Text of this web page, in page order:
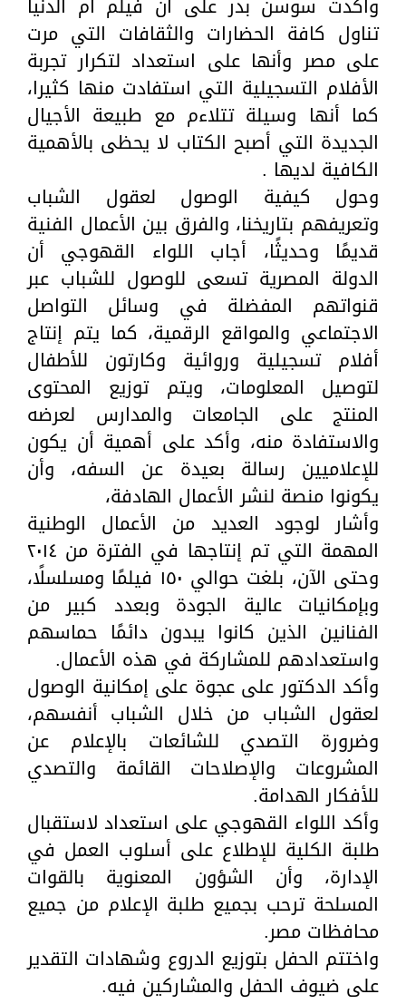
تناول كافة الحضارات والثقافات التي مرت
على مصر وأنها على استعداد لتكرار تجربة
الأفلام التسجيلية التي استفادت منها كثيرا،
كما أنها وسيلة تتلاءم مع طبيعة الأجيال
الجديدة التي أصبح الكتاب لا يحظى بالأهمية
الكافية لديها .
وحول كيفية الوصول لعقول الشباب
وتعريفهم بتاريخنا، والفرق بين الأعمال الفنية
قديمًا وحديثًا، أجاب اللواء القهوجي أن
الدولة المصرية تسعى للوصول للشباب عبر
قنواتهم المفضلة في وسائل التواصل
الاجتماعي والمواقع الرقمية، كما يتم إنتاج
أفلام تسجيلية وروائية وكارتون للأطفال
لتوصيل المعلومات، ويتم توزيع المحتوى
المنتج على الجامعات والمدارس لعرضه
والاستفادة منه، وأكد على أهمية أن يكون
للإعلاميين رسالة بعيدة عن السفه، وأن
يكونوا منصة لنشر الأعمال الهادفة،
وأشار لوجود العديد من الأعمال الوطنية
المهمة التي تم إنتاجها في الفترة من ٢٠١٤
وحتى الآن، بلغت حوالي ١٥٠ فيلمًا ومسلسلًا،
وبإمكانيات عالية الجودة وبعدد كبير من
الفنانين الذين كانوا يبدون دائمًا حماسهم
واستعدادهم للمشاركة في هذه الأعمال.
وأكد الدكتور على عجوة على إمكانية الوصول
لعقول الشباب من خلال الشباب أنفسهم،
وضرورة التصدي للشائعات بالإعلام عن
المشروعات والإصلاحات القائمة والتصدي
للأفكار الهدامة.
وأكد اللواء القهوجي على استعداد لاستقبال
طلبة الكلية للإطلاع على أسلوب العمل في
الإدارة، وأن الشؤون المعنوية بالقوات
المسلحة ترحب بجميع طلبة الإعلام من جميع
محافظات مصر.
واختتم الحفل بتوزيع الدروع وشهادات التقدير
على ضيوف الحفل والمشاركين فيه.